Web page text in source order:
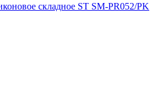
складное ST SM-PR052/PK